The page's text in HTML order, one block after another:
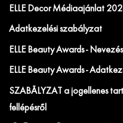
ELLE Decor Médiaajánlat
Adatkezelési szabályzat
ELLE Beauty Awards -
ELLE Beauty Awards -
SZABÁLYZAT a jogellenes
fellépésről